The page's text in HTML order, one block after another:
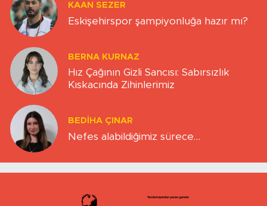
KAAN SEZER
Eskişehirspor şampiyonluğa hazır mı?
BERNA KURNAZ
Hız Çağının Gizli Sancısı: Sabırsızlık
Kıskacında Zihinlerimiz
BEDIHA ÇINAR
Nefes alabildiğimiz sürece…